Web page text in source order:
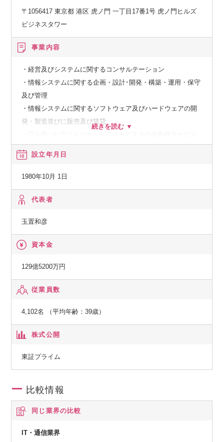
・顧客の要望を理解し、顧客の状況や潜在的なニーズから課
・効果的なプレゼンテーションを通じて、ソリューションの
価値を伝える技術
・複数のプロジェクトを同時に管理し、期限内に成果を出す
能力
・流通／小売業界のITトレンドや小売業界の技術に関する深
【キャリアパス例】
小売業様向けのソリューション活動を推進する組織において
スチームリーダー
献する上級職
〒1056417 東京都 港区 虎ノ門 一丁目17番1号 虎ノ門ヒルズ
ビジネスタワー
事業内容
・経営及びシステムに関するコンサルテーション
・情報システムに関する企画・設計･開発・構築・運用・保守
及び管理
・情報システムに関するソフトウェア及びハードウェアの開
発・製造並びに販売及び賃貸
【経済産業省】
システムインテグレータ登録企業
【経済産業省】
【総務省】
一般第二種電気通信事業者
特定建設業電気工事業・電気通信工事業
設立年月日
1980年10月 1日
代表者
玉置和彦
資本金
129億5200万円
従業員数
4,102名 （平均年齢：39歳）
株式公開
東証プライム
比較情報
同じ業界の比較
IT・通信業界